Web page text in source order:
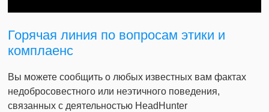
Горячая линия по вопросам этики и
комплаенс
Вы можете сообщить о любых известных вам фактах
недобросовестного или неэтичного поведения,
связанных с деятельностью HeadHunter